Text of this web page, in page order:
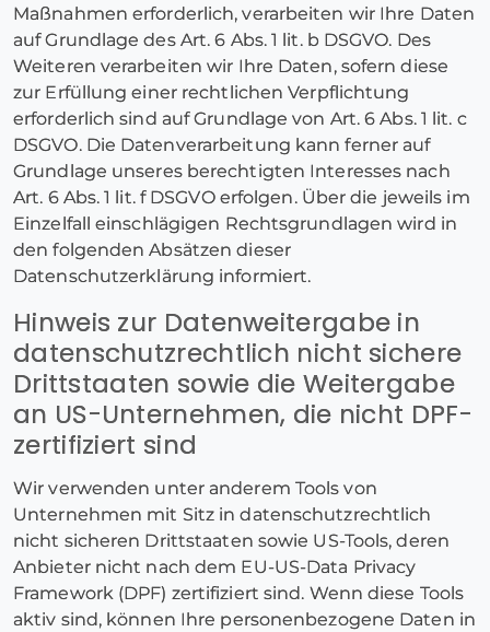
Maßnahmen erforderlich, verarbeiten wir Ihre Daten
auf Grundlage des Art. 6 Abs. 1 lit. b DSGVO. Des
Weiteren verarbeiten wir Ihre Daten, sofern diese
zur Erfüllung einer rechtlichen Verpflichtung
erforderlich sind auf Grundlage von Art. 6 Abs. 1 lit. c
DSGVO. Die Datenverarbeitung kann ferner auf
Grundlage unseres berechtigten Interesses nach
Art. 6 Abs. 1 lit. f DSGVO erfolgen. Über die jeweils im
Einzelfall einschlägigen Rechtsgrundlagen wird in
den folgenden Absätzen dieser
Datenschutzerklärung informiert.
Hinweis zur Datenweitergabe in
datenschutzrechtlich nicht sichere
Drittstaaten sowie die Weitergabe
an US-Unternehmen, die nicht DPF-
zertifiziert sind
Wir verwenden unter anderem Tools von
Unternehmen mit Sitz in datenschutzrechtlich
nicht sicheren Drittstaaten sowie US-Tools, deren
Anbieter nicht nach dem EU-US-Data Privacy
Framework (DPF) zertifiziert sind. Wenn diese Tools
aktiv sind, können Ihre personenbezogene Daten in